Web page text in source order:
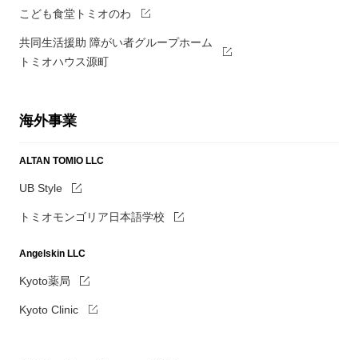
こども食堂トミオのわ
共同生活援助 障がい者グループホーム
トミオハウス源町
海外事業
ALTAN TOMIO LLC
UB Style
トミオモンゴリア日本語学校
Angelskin LLC
Kyoto薬局
Kyoto Clinic